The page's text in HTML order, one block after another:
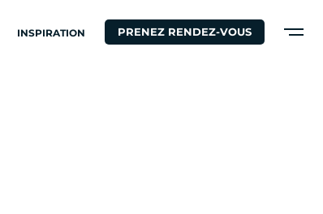
INSPIRATION PRENEZ RENDEZ-VOUS